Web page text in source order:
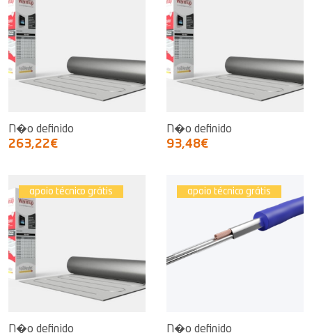
N�o definido
263,22€
N�o definido
93,48€
apoio técnico grátis
N�o definido
apoio técnico grátis
N�o definido